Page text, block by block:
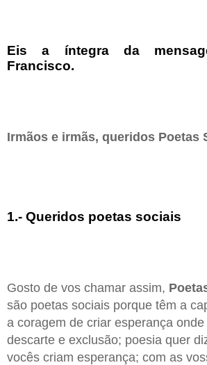
Eis a íntegra da
Francisco.
Irmãos e irmãs, queridos Poetas
1.- Queridos poetas sociais
Gosto de vos chamar assim,
são poetas sociais porque têm a
a coragem de criar esperança
descarte e exclusão; poesia quer
vocês criam esperança; com as